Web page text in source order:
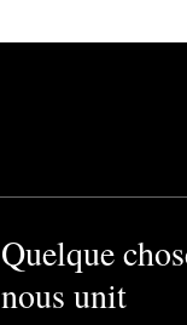
Quelque
nous unit